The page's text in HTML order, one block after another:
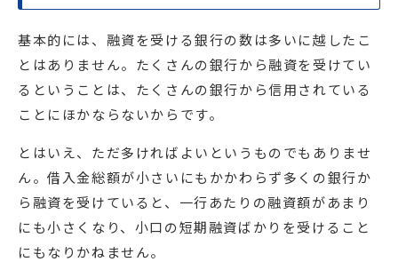
基本的には、融資を受ける銀行の数は多いに越したこ
とはありません。たくさんの銀行から融資を受けてい
るということは、たくさんの銀行から信用されている
ことにほかならないからです。
とはいえ、ただ多ければよいというものでもありませ
ん。借入金総額が小さいにもかかわらず多くの銀行か
ら融資を受けていると、一行あたりの融資額があまり
にも小さくなり、小口の短期融資ばかりを受けること
にもなりかねません。